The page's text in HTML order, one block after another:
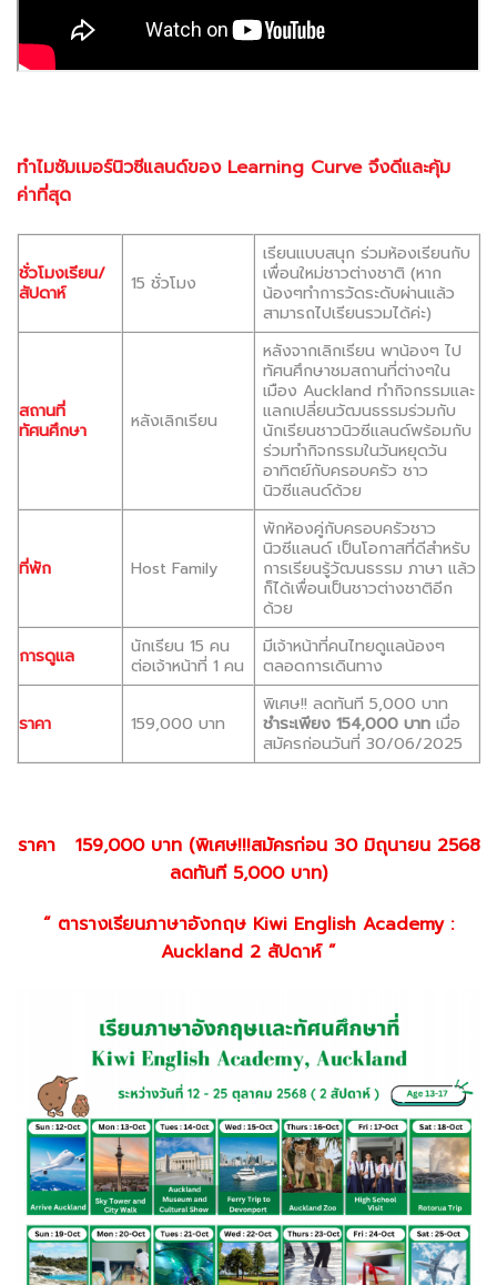
ทำไมซัมเมอร์นิวซีแลนด์ของ Learning Curve จึงดีและคุ้ม
ค่าที่สุด
ชั่วโมงเรียน/
สัปดาห์
15 ชั่วโมง
เรียนแบบสนุก ร่วมห้องเรียนกับ
เพื่อนใหม่ชาวต่างชาติ (หาก
น้องๆทำการวัดระดับผ่านแล้ว
สามารถไปเรียนรวมได้ค่ะ)
สถานที่
ทัศนศึกษา
หลังเลิกเรียน
หลังจากเลิกเรียน พาน้องๆ ไป
ทัศนศึกษาชมสถานที่ต่างๆใน
เมือง Auckland ทำกิจกรรมและ
แลกเปลี่ยนวัฒนธรรมร่วมกับ
นักเรียนชาวนิวซีแลนด์พร้อมกับ
ร่วมทำกิจกรรมในวันหยุดวัน
อาทิตย์กับครอบครัว ชาว
นิวซีแลนด์ด้วย
ที่พัก Host Family
พักห้องคู่กับครอบครัวชาว
นิวซีแลนด์ เป็นโอกาสที่ดีสำหรับ
การเรียนรู้วัฒนธรรม ภาษา แล้ว
ก็ได้เพื่อนเป็นชาวต่างชาติอีก
ด้วย
การดูแล
นักเรียน 15 คน
ต่อเจ้าหน้าที่ 1 คน
มีเจ้าหน้าที่คนไทยดูแลน้องๆ
ตลอดการเดินทาง
ราคา 159,000 บาท
พิเศษ!! ลดทันที 5,000 บาท
ชำระเพียง 154,000 บาท เมื่อ
สมัครก่อนวันที่ 30/06/2025
ราคา 159,000 บาท (พิเศษ!!!สมัครก่อน 30 มิถุนายน 2568
ลดทันที 5,000 บาท)
“ ตารางเรียนภาษาอังกฤษ Kiwi English Academy :
Auckland 2 สัปดาห์ ”